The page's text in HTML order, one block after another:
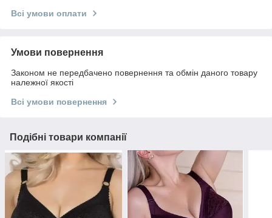
Всі умови оплати
Умови повернення
Законом не передбачено повернення та обмін даного товару
належної якості
Всі умови повернення
Подібні товари компанії